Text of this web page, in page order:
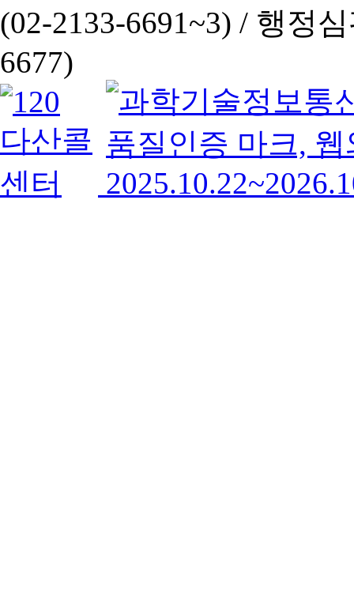
(02-2133-6691~3) / 행정심
6677)